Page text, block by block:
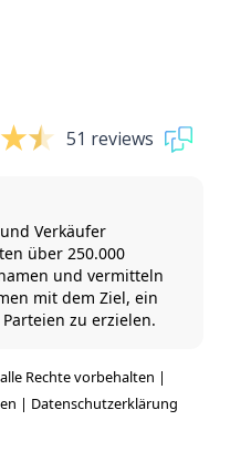
51 reviews
Verkäufer
über 250.000
und vermitteln
mit dem Ziel, ein
zu erzielen.
Rechte vorbehalten |
| Datenschutzerklärung